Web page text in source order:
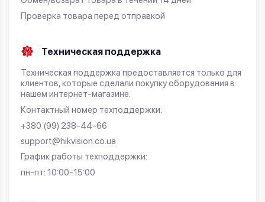
Проверка товара перед отправкой
Техническая поддержка
Техническая поддержка предоставляется только для
клиентов, которые сделали покупку оборудования в
нашем интернет-магазине.
Контактный номер техподдержки:
+380 (99) 238-44-66
support@hikvision.co.ua
График работы техподдержки:
пн-пт: 10:00-15:00